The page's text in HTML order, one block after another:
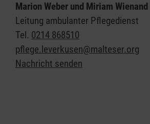
Dies berechtigt dazu, im häuslichen
den Pflegekassen Nordrhein
Beratungseinsätze durchzuführen.
dient der Sicherung der Qualität der
Pflege und der regelmäßigen
Marion Weber und Miriam Wienand
Leitung ambulanter Pflegedienst
Tel. 0214 868510
pflege.leverkusen@malteser.org
Nachricht senden